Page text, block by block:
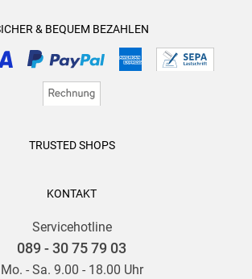
& BEQUEM BEZAHLEN
TRUSTED SHOPS
KONTAKT
Servicehotline
089 - 30 75 79 03
Mo. - Sa. 9.00 - 18.00 Uhr